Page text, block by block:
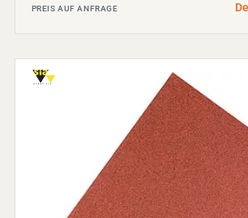
PREIS AUF ANFRAGE